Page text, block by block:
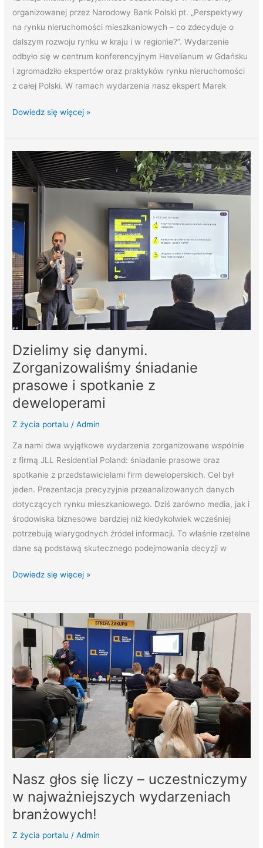
organizowanej przez Narodowy Bank Polski pt. „Perspektywy
na rynku nieruchomości mieszkaniowych – co zdecyduje o
dalszym rozwoju rynku w kraju i w regionie?”. Wydarzenie
odbyło się w centrum konferencyjnym Hevelianum w Gdańsku
i zgromadziło ekspertów oraz praktyków rynku nieruchomości
z całej Polski. W ramach wydarzenia nasz ekspert Marek
Dowiedz się więcej »
Dzielimy się danymi.
Zorganizowaliśmy śniadanie
prasowe i spotkanie z
deweloperami
Z życia portalu /Admin
Za nami dwa wyjątkowe wydarzenia zorganizowane wspólnie
z firmą JLL Residential Poland: śniadanie prasowe oraz
spotkanie z przedstawicielami firm deweloperskich. Cel był
jeden. Prezentacja precyzyjnie przeanalizowanych danych
dotyczących rynku mieszkaniowego. Dziś zarówno media, jak i
środowiska biznesowe bardziej niż kiedykolwiek wcześniej
potrzebują wiarygodnych źródeł informacji. To właśnie rzetelne
dane są podstawą skutecznego podejmowania decyzji w
Dzielimy
się
danymi.
Zorganizowaliśmy
śniadanie
prasowe
spotkanie
z
deweloperami
Dowiedz się więcej »
Nasz głos się liczy – uczestniczymy
w najważniejszych wydarzeniach
branżowych!
Z życia portalu /Admin
Nasz
głos
się
liczy
–
uczestniczymy
najważniejszych
wydarzeniach
branżowych!